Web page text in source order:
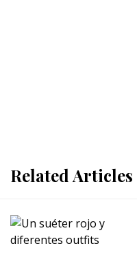
Related Articles